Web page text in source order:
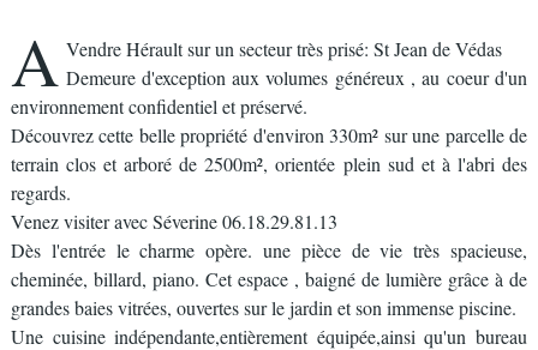
A Vendre Hérault sur un secteur très prisé: St Jean de Védas
Demeure d'exception aux volumes généreux , au coeur d'un
environnement confidentiel et préservé.
Découvrez cette belle propriété d'environ 330m² sur une parcelle de
terrain clos et arboré de 2500m², orientée plein sud et à l'abri des
regards.
Venez visiter avec Séverine 06.18.29.81.13
Dès l'entrée le charme opère. une pièce de vie très spacieuse,
cheminée, billard, piano. Cet espace , baigné de lumière grâce à de
grandes baies vitrées, ouvertes sur le jardin et son immense piscine.
Une cuisine indépendante,entièrement équipée,ainsi qu'un bureau